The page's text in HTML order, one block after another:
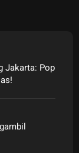
Jakarta: Pop